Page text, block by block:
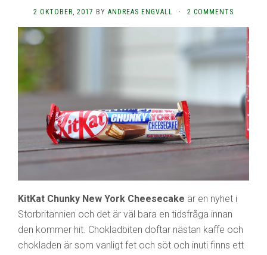
2 OKTOBER, 2017 BY ANDREAS ENGVALL · 2 COMMENTS
KitKat Chunky New York Cheesecake är en nyhet i
Storbritannien och det är väl bara en tidsfråga innan
den kommer hit. Chokladbiten doftar nästan kaffe och
chokladen är som vanligt fet och söt och inuti finns ett